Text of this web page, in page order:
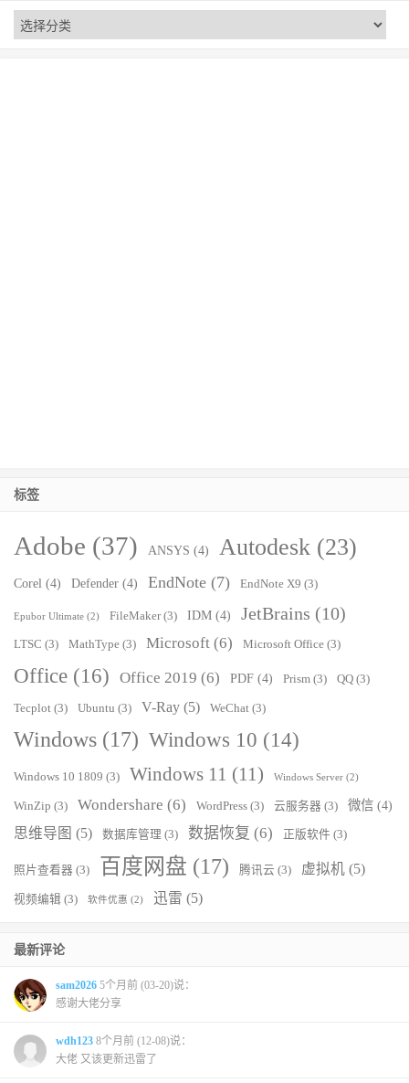
标签
Adobe (37) ANSYS (4) Autodesk (23)
Corel (4) Defender (4) EndNote (7) EndNote X9 (3)
Epubor Ultimate (2) FileMaker(3) IDM (4) JetBrains (10)
LTSC (3) MathType (3) Microsoft (6) Microsoft Office (3)
Office (16) Office 2019 (6) PDF (4) Prism (3) QQ (3)
Tecplot (3) Ubuntu (3) V-Ray (5) WeChat (3)
Windows (17) Windows 10 (14)
Windows 10 1809 (3) Windows 11 (11) Windows Server (2)
WinZip (3) Wondershare (6) WordPress (3) 云服务器 (3) 微信 (4)
思维导图 (5) 数据库管理 (3) 数据恢复 (6) 正版软件 (3)
照片查看器 (3) 百度网盘 (17) 腾讯云 (3) 虚拟机 (5)
视频编辑 (3) 软件优惠 (2) 迅雷 (5)
最新评论
sam2026 5个月前 (03-20)说：
感谢大佬分享
wdh123 8个月前 (12-08)说：
大佬 又该更新迅雷了